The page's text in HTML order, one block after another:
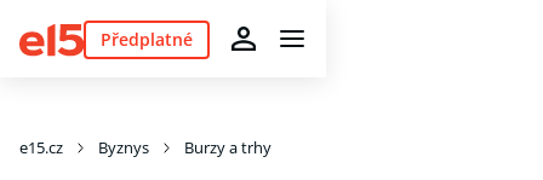
Předplatné
e15.cz Byznys Burzy a trhy